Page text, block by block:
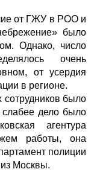
от ГЖУ в РОО и
было
Однако, число
очень
от усердия
в регионе.
было
слабее дело было
агентура
работы, она
полиции
Москвы.